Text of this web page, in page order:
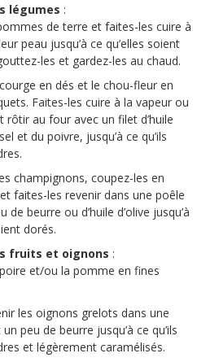
légumes :
de terre et faites-les cuire à
peau jusqu’à ce qu’elles soient
les et gardez-les au chaud.
en dés et le chou-fleur en
Faites-les cuire à la vapeur ou
rôtir au four avec un filet d’huile
et du poivre, jusqu’à ce qu’ils
champignons, coupez-les en
faites-les revenir dans une poêle
de beurre ou d’huile d’olive jusqu’à
dorés.
fruits et oignons :
et/ou la pomme en fines
les oignons grelots dans une
peu de beurre jusqu’à ce qu’ils
et légèrement caramélisés.